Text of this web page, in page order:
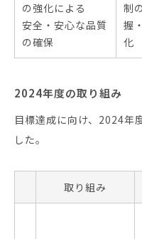
の強化による
安全・安心な品質
の確保
制
握
化
2024年度の取り組み
目標達成に向け、2024年
した。
取り組み